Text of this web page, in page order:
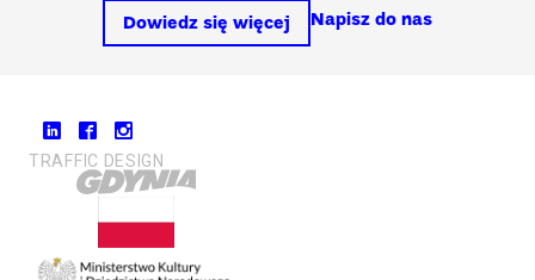
Dowiedz się więcej Napisz do nas
TRAFFIC DESIGN